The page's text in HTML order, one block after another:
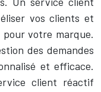
vos clients et
votre marque.
des demandes
et efficace.
client réactif